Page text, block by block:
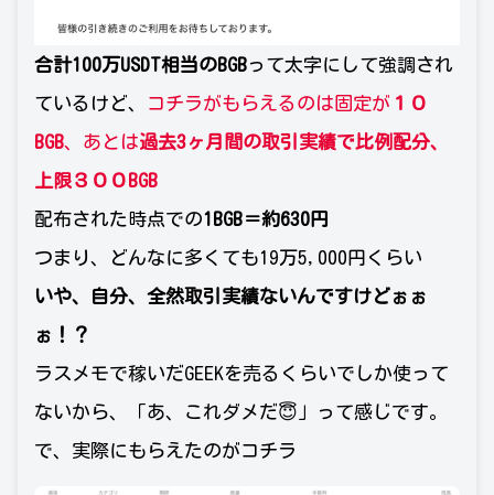
合計100万USDT相当のBGBって太字にして強調され
ているけど、 コチラがもらえるのは固定が １０
BGB、あとは過去3ヶ月間の取引実績で比例配分、
上限３００BGB
配布された時点での1BGB＝約630円
つまり、どんなに多くても19万5,000円くらい
いや、自分、全然取引実績ないんですけどぉぉ
ぉ！？
ラスメモで稼いだGEEKを売るくらいでしか使って
ないから、「あ、これダメだ😇」って感じです。
で、実際にもらえたのがコチラ